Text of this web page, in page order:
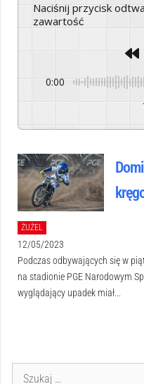
Naciśnij przycisk odtwarzania, aby odsłuchać tę
zawartość
0:00
ŻUŻEL
12/05/2023
Podczas odbywających się w
na stadionie PGE Narodowym
wyglądający upadek miał...